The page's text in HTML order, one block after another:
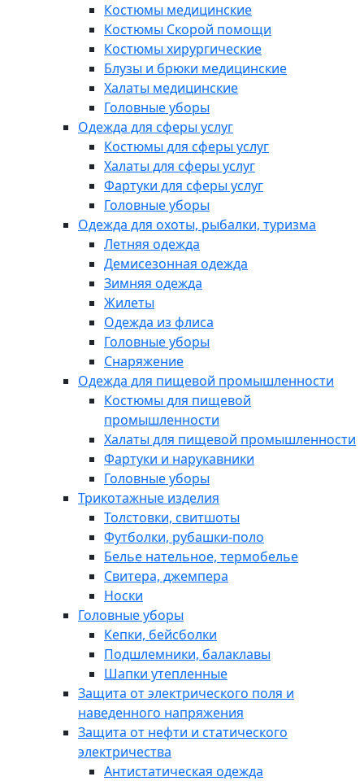
Костюмы медицинские
Костюмы Скорой помощи
Костюмы хирургические
Блузы и брюки медицинские
Халаты медицинские
Головные уборы
Одежда для сферы услуг
Костюмы для сферы услуг
Халаты для сферы услуг
Фартуки для сферы услуг
Головные уборы
Одежда для охоты, рыбалки, туризма
Летняя одежда
Демисезонная одежда
Зимняя одежда
Жилеты
Одежда из флиса
Головные уборы
Снаряжение
Одежда для пищевой промышленности
Костюмы для пищевой
промышленности
Халаты для пищевой промышленности
Фартуки и нарукавники
Головные уборы
Трикотажные изделия
Толстовки, свитшоты
Футболки, рубашки-поло
Белье нательное, термобелье
Свитера, джемпера
Носки
Головные уборы
Кепки, бейсболки
Подшлемники, балаклавы
Шапки утепленные
Защита от электрического поля и
наведенного напряжения
Защита от нефти и статического
электричества
Антистатическая одежда